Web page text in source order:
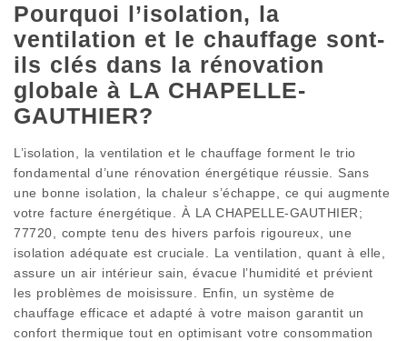
Pourquoi l’isolation, la
ventilation et le chauffage sont-
ils clés dans la rénovation
globale à LA CHAPELLE-
GAUTHIER?
L’isolation, la ventilation et le chauffage forment le trio
fondamental d’une rénovation énergétique réussie. Sans
une bonne isolation, la chaleur s’échappe, ce qui augmente
votre facture énergétique. À LA CHAPELLE-GAUTHIER;
77720, compte tenu des hivers parfois rigoureux, une
isolation adéquate est cruciale. La ventilation, quant à elle,
assure un air intérieur sain, évacue l’humidité et prévient
les problèmes de moisissure. Enfin, un système de
chauffage efficace et adapté à votre maison garantit un
confort thermique tout en optimisant votre consommation